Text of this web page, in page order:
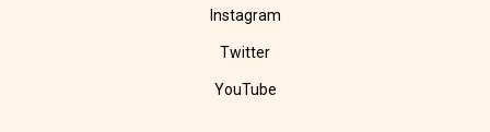
Instagram
Twitter
YouTube